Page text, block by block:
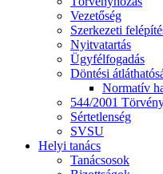
Vezetőség
Szerkezeti
Nyitvatartás
Ügyfélfogadás
Döntési
Normatív
544/2001
Sértetlenség
SVSU
Helyi tanács
Tanácsosok